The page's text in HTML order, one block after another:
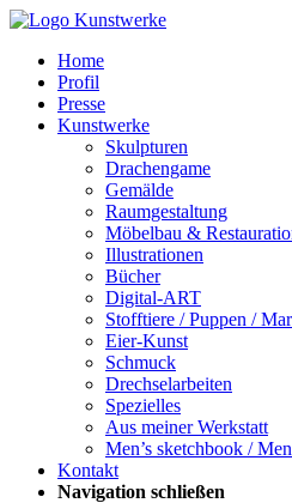
Home
Profil
Presse
Kunstwerke
Skulpturen
Drachengame
Gemälde
Raumgestaltung
Möbelbau &
Illustrationen
Bücher
Digital-ART
Stofftiere / Puppen /
Eier-Kunst
Schmuck
Drechselarbeiten
Spezielles
Aus meiner Werkstatt
Men’s sketchbook /
Kontakt
Navigation schließen